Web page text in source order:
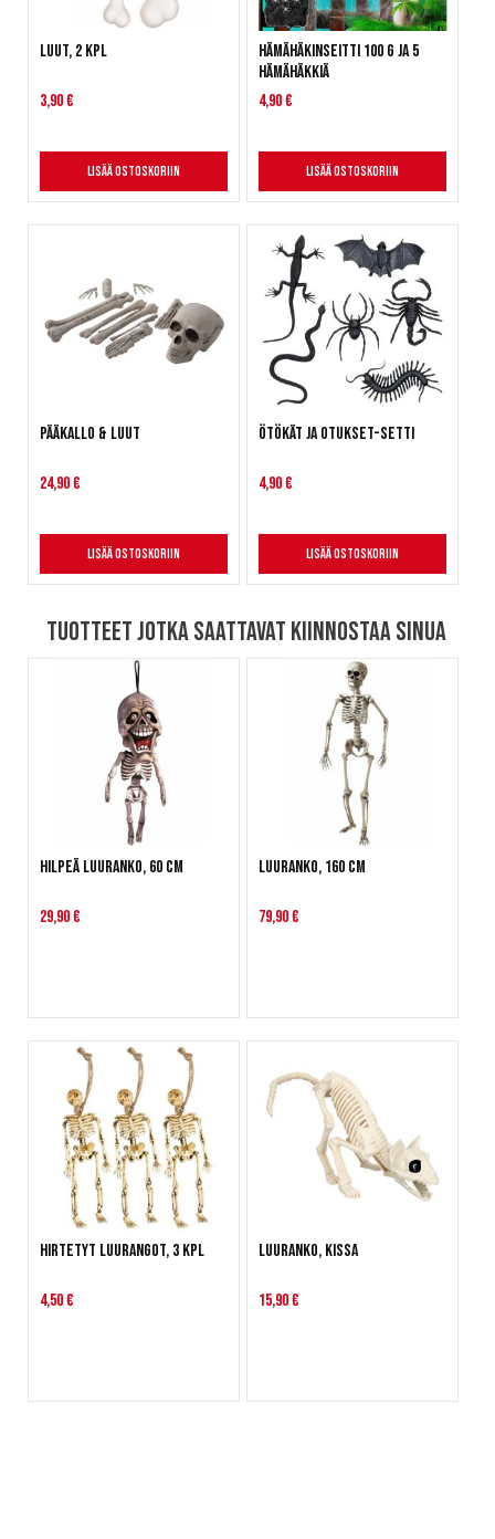
Luut, 2 kpl
3,90 €
Lisää ostoskoriin
Hämähäkinseitti 100 g ja 5
hämähäkkiä
4,90 €
Lisää ostoskoriin
Pääkallo & luut
24,90 €
Lisää ostoskoriin
Ötökät ja otukset-setti
4,90 €
Lisää ostoskoriin
Tuotteet jotka saattavat kiinnostaa sinua
Hilpeä luuranko, 60 cm
29,90 €
Luuranko, 160 cm
79,90 €
Hirtetyt luurangot, 3 kpl
4,50 €
Luuranko, kissa
15,90 €